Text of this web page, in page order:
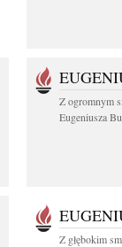
Z ogromnym
Eugeniusza
Z głębokim